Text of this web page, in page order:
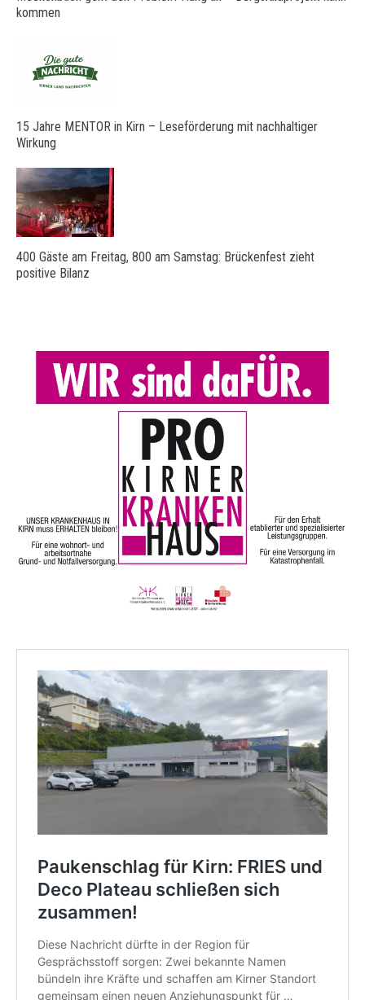
kommen
15 Jahre MENTOR in Kirn – Leseförderung mit nachhaltiger
Wirkung
400 Gäste am Freitag, 800 am Samstag: Brückenfest zieht
positive Bilanz